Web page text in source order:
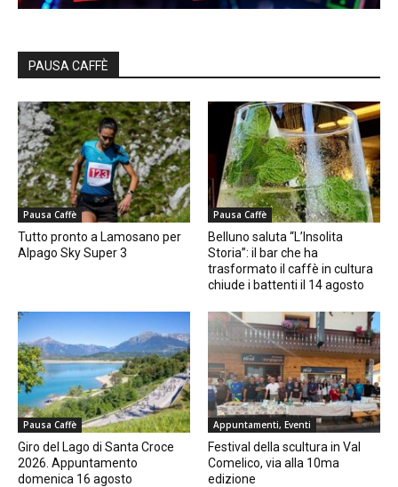
PAUSA CAFFÈ
Pausa Caffè
Tutto pronto a Lamosano per
Alpago Sky Super 3
Pausa Caffè
Belluno saluta “L’Insolita
Storia”: il bar che ha
trasformato il caffè in cultura
chiude i battenti il 14 agosto
Pausa Caffè
Giro del Lago di Santa Croce
2026. Appuntamento
domenica 16 agosto
Appuntamenti, Eventi
Festival della scultura in Val
Comelico, via alla 10ma
edizione